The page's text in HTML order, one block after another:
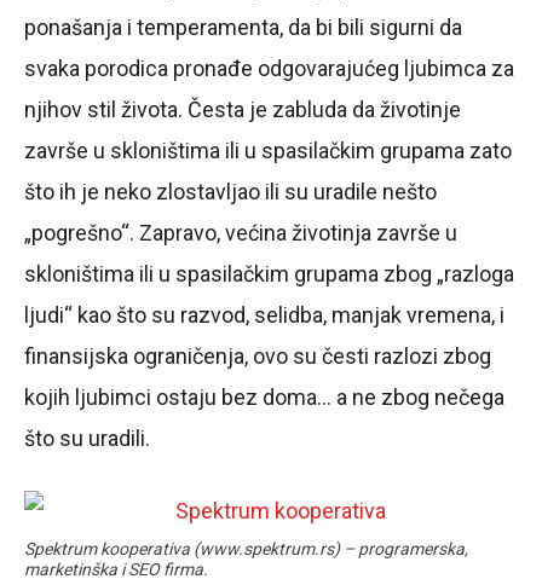
ponašanja i temperamenta, da bi bili sigurni da
svaka porodica pronađe odgovarajućeg ljubimca za
njihov stil života. Česta je zabluda da životinje
završe u skloništima ili u spasilačkim grupama zato
što ih je neko zlostavljao ili su uradile nešto
„pogrešno“. Zapravo, većina životinja završe u
skloništima ili u spasilačkim grupama zbog „razloga
ljudi“ kao što su razvod, selidba, manjak vremena, i
finansijska ograničenja, ovo su česti razlozi zbog
kojih ljubimci ostaju bez doma… a ne zbog nečega
što su uradili.
Spektrum kooperativa (www.spektrum.rs) – programerska,
marketinška i SEO firma.